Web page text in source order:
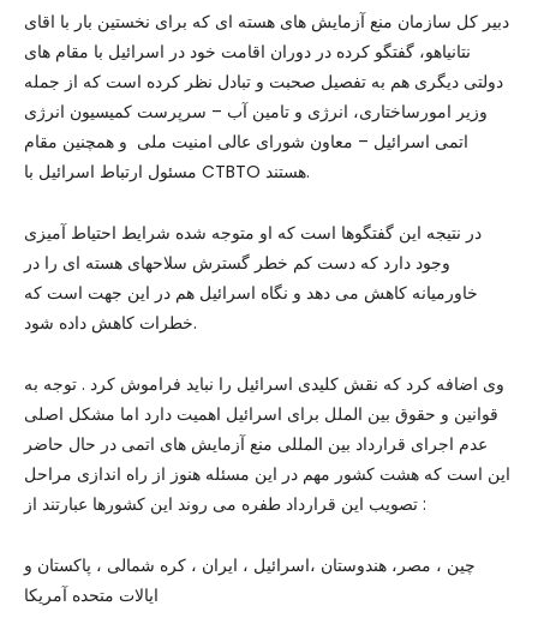
دبیر کل سازمان منع آزمایش های هسته ای که برای نخستین بار با اقای
نتانیاهو، گفتگو کرده در دوران اقامت خود در اسرائیل با مقام های
دولتی دیگری هم به تفصیل صحبت و تبادل نظر کرده است که از جمله
وزیر امورساختاری، انرژی و تامین آب – سرپرست کمیسیون انرژی
اتمی اسرائیل – معاون شورای عالی امنیت ملی و همچنین مقام
مسئول ارتباط اسرائیل با CTBTO هستند.
در نتیجه این گفتگوها است که او متوجه شده شرایط احتیاط آمیزی
وجود دارد که دست کم خطر گسترش سلاحهای هسته ای را در
خاورمیانه کاهش می دهد و نگاه اسرائیل هم در این جهت است که
خطرات کاهش داده شود.
وی اضافه کرد که نقش کلیدی اسرائیل را نباید فراموش کرد . توجه به
قوانین و حقوق بین الملل برای اسرائیل اهمیت دارد اما مشکل اصلی
عدم اجرای قرارداد بین المللی منع آزمایش های اتمی در حال حاضر
این است که هشت کشور مهم در این مسئله هنوز از راه اندازی مراحل
تصویب این قرارداد طفره می روند این کشورها عبارتند از :
چین ، مصر، هندوستان ،اسرائیل ، ایران ، کره شمالی ، پاکستان و
ایالات متحده آمریکا